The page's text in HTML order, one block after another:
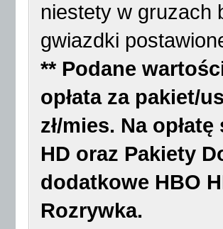
niestety w gruzach
gwiazdki
** Podane
opłata za pakiet/
zł/mies. Na
HD oraz Pakiety
dodatkowe HBO
Rozrywka.